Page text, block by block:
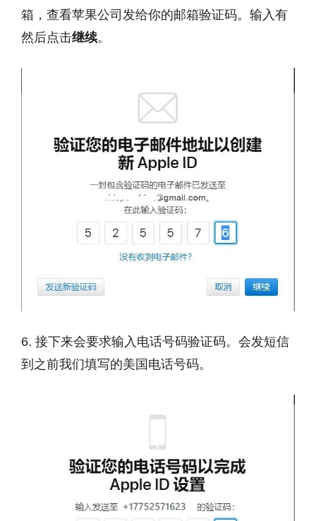
箱，查看苹果公司发给你的邮箱验证码。输入有
然后点击继续。
6. 接下来会要求输入电话号码验证码。会发短信
到之前我们填写的美国电话号码。